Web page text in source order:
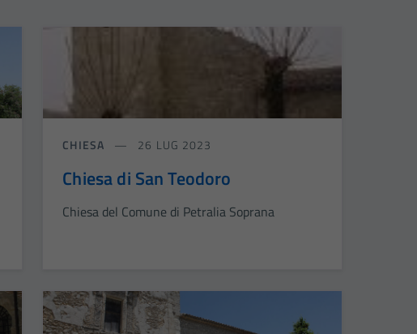
CHIESA 26 LUG 2023
Chiesa di San Teodoro
Chiesa del Comune di Petralia Soprana